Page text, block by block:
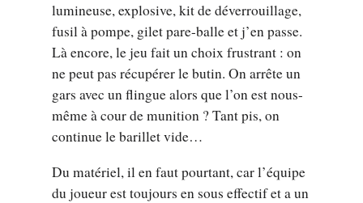
lumineuse, explosive, kit de déverrouillage,
fusil à pompe, gilet pare-balle et j’en passe.
Là encore, le jeu fait un choix frustrant : on
ne peut pas récupérer le butin. On arrête un
gars avec un flingue alors que l’on est nous-
même à cour de munition ? Tant pis, on
continue le barillet vide…
Du matériel, il en faut pourtant, car l’équipe
du joueur est toujours en sous effectif et a un